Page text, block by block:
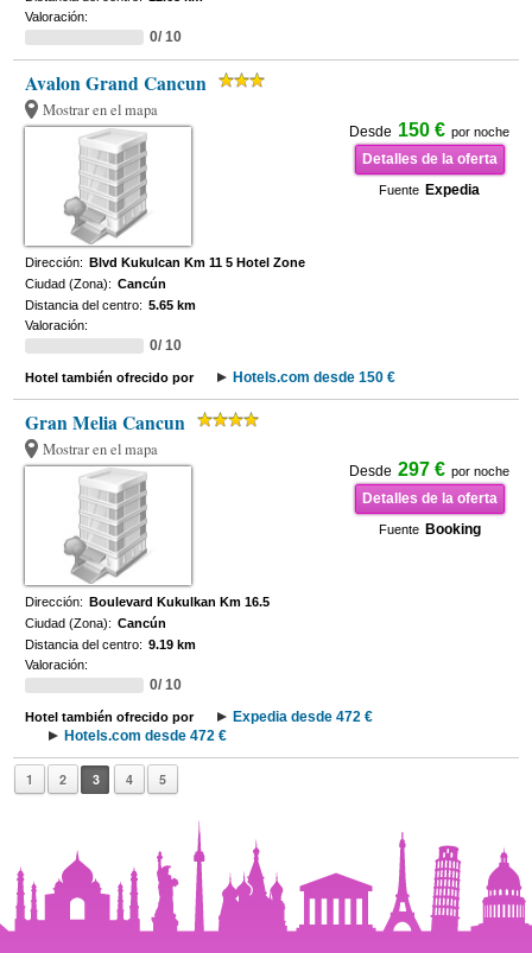
Valoración:
0/ 10
Avalon Grand Cancun
Mostrar en el mapa
Desde 150 € por noche
Detalles de la oferta
Fuente Expedia
Dirección: Blvd Kukulcan Km 11 5 Hotel Zone
Ciudad (Zona): Cancún
Distancia del centro: 5.65 km
Valoración:
0/ 10
Hotel también ofrecido por Hotels.com desde 150 €
Gran Melia Cancun
Mostrar en el mapa
Desde 297 € por noche
Detalles de la oferta
Fuente Booking
Dirección: Boulevard Kukulkan Km 16.5
Ciudad (Zona): Cancún
Distancia del centro: 9.19 km
Valoración:
0/ 10
Hotel también ofrecido por
Expedia desde 472 €
Hotels.com desde 472 €
1 2 3 4 5